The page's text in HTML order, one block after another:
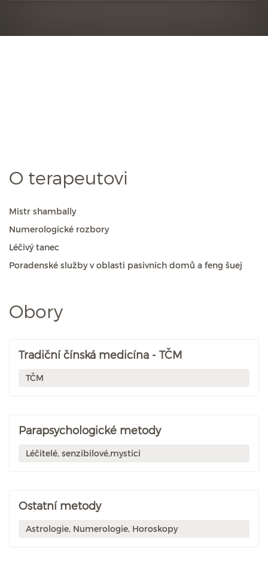
O terapeutovi
Mistr shambally
Numerologické rozbory
Léčivý tanec
Poradenské služby v oblasti pasivních domů a feng šuej
Obory
Tradiční čínská medicína - TČM
TČM
Parapsychologické metody
Léčitelé, senzibilové,mystici
Ostatní metody
Astrologie, Numerologie, Horoskopy